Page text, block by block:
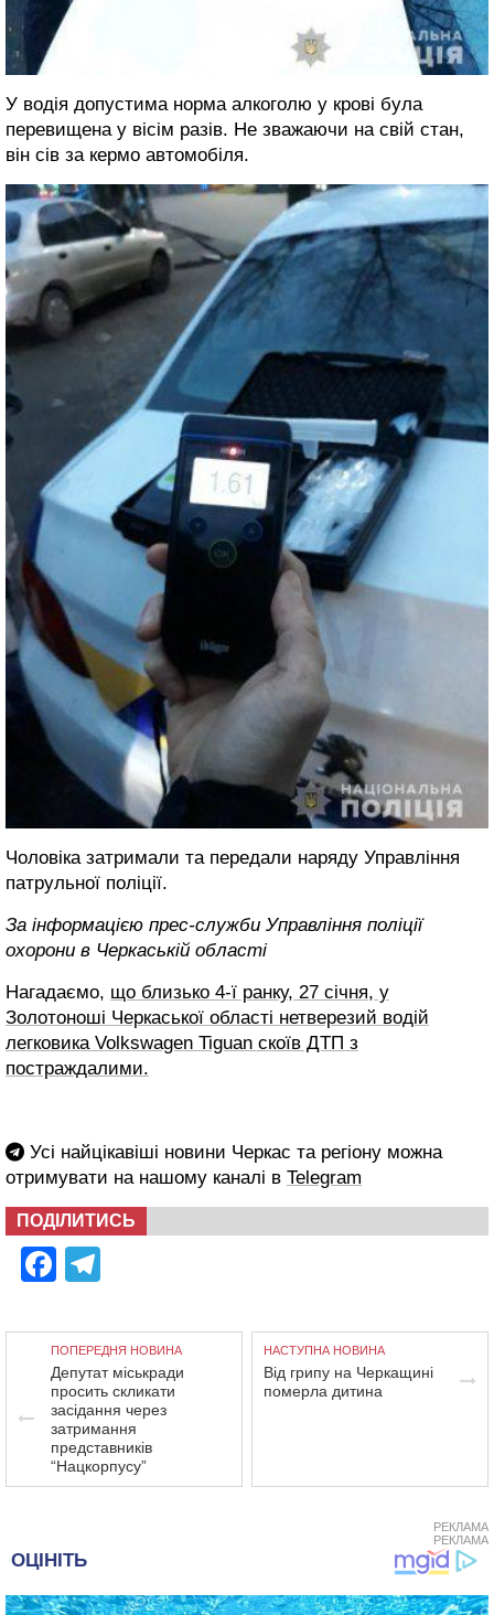
У водія допустима норма алкоголю у крові була
перевищена у вісім разів. Не зважаючи на свій стан,
він сів за кермо автомобіля.
Чоловіка затримали та передали наряду Управління
патрульної поліції.
За інформацією прес-служби Управління поліції
охорони в Черкаській області
Нагадаємо, що близько 4-ї ранку, 27 січня, у
Золотоноші Черкаської області нетверезий водій
легковика Volkswagen Tiguan скоїв ДТП з
постраждалими.
Усі найцікавіші новини Черкас та регіону можна
отримувати на нашому каналі в Telegram
ПОДІЛИТИСЬ
Facebook
ПОПЕРЕДНЯ НОВИНА
Депутат міськради
просить скликати
засідання через
затримання
представників
“Нацкорпусу”
НАСТУПНА НОВИНА
Від грипу на Черкащині
померла дитина
РЕКЛАМА
РЕКЛАМА